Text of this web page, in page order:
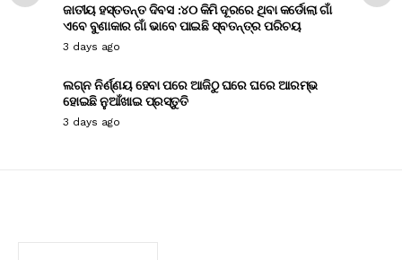
ଜାତୀୟ ହସ୍ତତନ୍ତ ଦିବସ :୪୦ କିମି ଦୂରରେ ଥିବା କର୍ଡୋଲା ଗାଁ
ଏବେ ବୁଣାକାର ଗାଁ ଭାବେ ପାଇଛି ସ୍ବତନ୍ତ୍ର ପରିଚୟ
3 days ago
ଲଗ୍ନ ନିର୍ଣ୍ଣୟ ହେବା ପରେ ଆଜିଠୁ ଘରେ ଘରେ ଆରମ୍ଭ
ହୋଇଛି ନୁଆଁଖାଇ ପ୍ରସ୍ତୁତି
3 days ago